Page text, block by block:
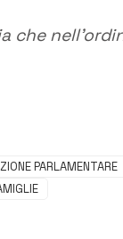
che
PARLAMENTARE